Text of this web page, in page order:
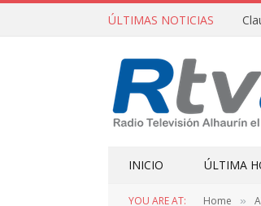
ÚLTIMAS NOTICIAS
INICIO ÚLTIMA
YOU ARE AT: Home »